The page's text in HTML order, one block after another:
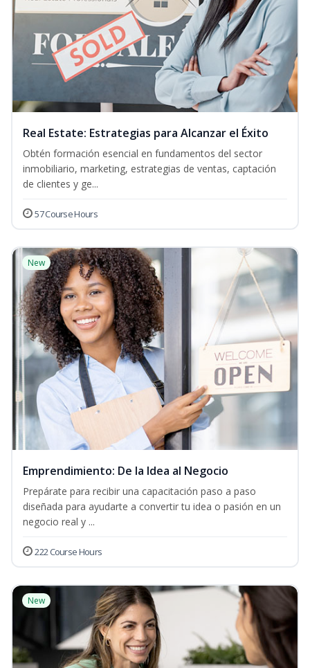
Real Estate: Estrategias para Alcanzar el Éxito
Obtén formación esencial en fundamentos del sector
inmobiliario, marketing, estrategias de ventas, captación
de clientes y ge...
57 Course Hours
New
Emprendimiento: De la Idea al Negocio
Prepárate para recibir una capacitación paso a paso
diseñada para ayudarte a convertir tu idea o pasión en un
negocio real y ...
222 Course Hours
New